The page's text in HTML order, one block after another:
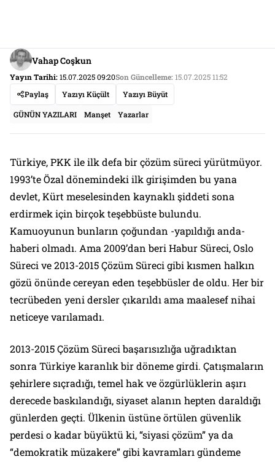
Vahap Coşkun
Yayın Tarihi:15.07.2025 09:20Son Güncelleme:15.07.2025 11:52
Paylaş
Yazıyı Küçült Yazıyı Büyüt
GÜNÜN YAZILARI Manşet Yazarlar
Türkiye, PKK ile ilk defa bir çözüm süreci yürütmüyor.
1993’te Özal dönemindeki ilk girişimden bu yana
devlet, Kürt meselesinden kaynaklı şiddeti sona
erdirmek için birçok teşebbüste bulundu.
Kamuoyunun bunların çoğundan -yapıldığı anda-
haberi olmadı. Ama 2009’dan beri Habur Süreci, Oslo
Süreci ve 2013-2015 Çözüm Süreci gibi kısmen halkın
gözü önünde cereyan eden teşebbüsler de oldu. Her bir
tecrübeden yeni dersler çıkarıldı ama maalesef nihai
neticeye varılamadı.
2013-2015 Çözüm Süreci başarısızlığa uğradıktan
sonra Türkiye karanlık bir döneme girdi. Çatışmaların
şehirlere sıçradığı, temel hak ve özgürlüklerin aşırı
derecede baskılandığı, siyaset alanın hepten daraldığı
günlerden geçti. Ülkenin üstüne örtülen güvenlik
perdesi o kadar büyüktü ki, “siyasi çözüm” ya da
“demokratik müzakere” gibi kavramları gündeme